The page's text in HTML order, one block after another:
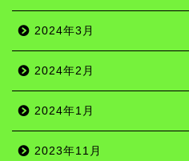
2024年3月
2024年2月
2024年1月
2023年11月